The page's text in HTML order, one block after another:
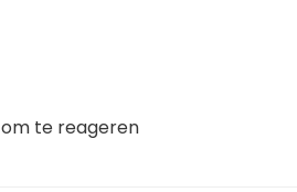
om te reageren